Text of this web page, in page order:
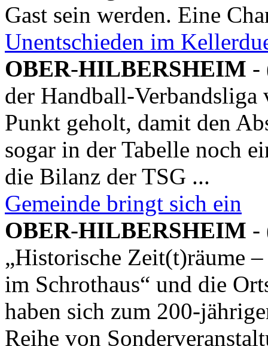
Gast sein werden. Eine
Unentschieden im
OBER-HILBERSHEIM -
der Handball-Verbandsliga
Punkt geholt, damit den
sogar in der Tabelle noch
die Bilanz der TSG ...
Gemeinde bringt sich ein
OBER-HILBERSHEIM -
„Historische Zeit(t)räume
im Schrothaus“ und die
haben sich zum 200-
Reihe von